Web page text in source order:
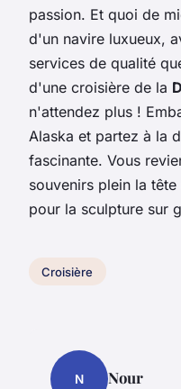
passion. Et quoi de
d'un navire luxueux,
services de qualité
d'une croisière de la
n'attendez plus !
Alaska et partez à la
fascinante. Vous
souvenirs plein la
pour la sculpture sur
Croisière
N Nour